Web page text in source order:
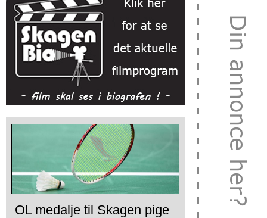
OL medalje til Skagen pige